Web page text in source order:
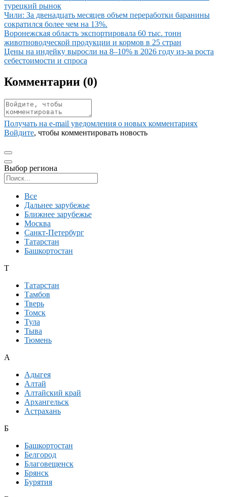
турецкий рынок
Иллюстрация новости
Чили: За двенадцать месяцев объем переработки баранины
сократился более чем на 13%.
Иллюстрация новости
Воронежская область экспортировала 60 тыс. тонн
животноводческой продукции и кормов в 25 стран
Иллюстрация новости
Цены на индейку выросли на 8–10% в 2026 году из-за роста
себестоимости и спроса
Комментарии (0)
Получать на e‑mail уведомления о новых комментариях
Войдите, чтобы комментировать новость
Выбор региона
Все
Дальнее зарубежье
Ближнее зарубежье
Москва
Санкт-Петербург
Татарстан
Башкортостан
Т
Татарстан
Тамбов
Тверь
Томск
Тула
Тыва
Тюмень
А
Адыгея
Алтай
Алтайский край
Архангельск
Астрахань
Б
Башкортостан
Белгород
Благовещенск
Брянск
Бурятия